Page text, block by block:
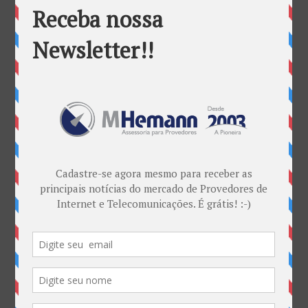
por
Marketing MHemann
Provedores Regionais tem melhor índice crescimento
de mercado Segundo dados divulgados na última
cinco meses seguidos até o mês de maio. O número
de acessos chegou a...
Categorias
ANATEL & Política
Casos de Sucesso
EDITORIAL
Empresas
Eventos